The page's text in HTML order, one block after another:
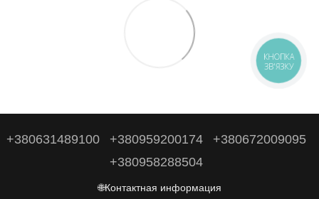
+380631489100 +380959200174
+380672009095
+380958288504
🌐Контактная информация
КНОПКА
ЗВ'ЯЗКУ